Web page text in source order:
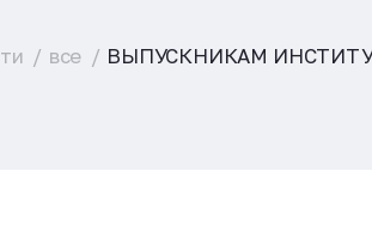
все ВЫПУСКНИКАМ